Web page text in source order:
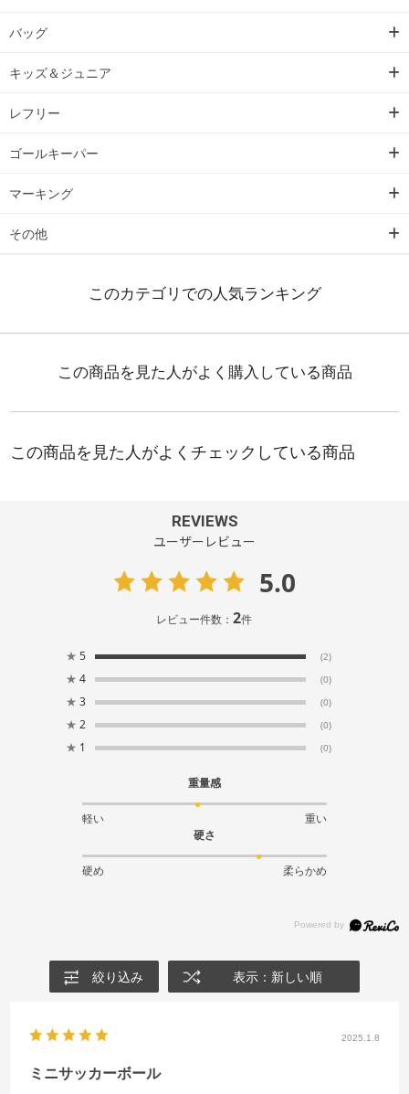
バッグ
キッズ＆ジュニア
レフリー
ゴールキーパー
マーキング
その他
REVIEWS
ユーザーレビュー
5.0
レビュー件数：2件
★ 5 (2)
★ 4 (0)
★ 3 (0)
★ 2 (0)
★ 1 (0)
重量感
軽い
重い
硬さ
硬め 柔らかめ
絞り込み 表示：新しい順
2025.1.8
ミニサッカーボール